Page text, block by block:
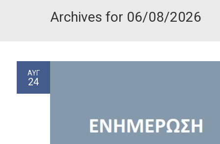
Archives for 06/08/2026
ΑΥΓ
24